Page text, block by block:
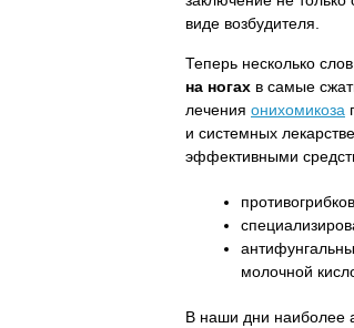
виде возбудителя.
Теперь несколько
на ногах в самые
лечения онихомикоза
и системных
эффективными
молочной
В наши дни наиболее